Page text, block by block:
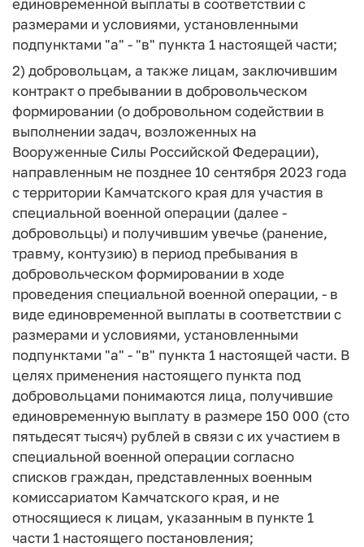
размерами и условиями, установленными
подпунктами "а" - "в" пункта 1 настоящей части;
2) добровольцам, а также лицам, заключившим
контракт о пребывании в добровольческом
формировании (о добровольном содействии в
выполнении задач, возложенных на
Вооруженные Силы Российской Федерации),
направленным не позднее 10 сентября 2023 года
с территории Камчатского края для участия в
специальной военной операции (далее -
добровольцы) и получившим увечье (ранение,
травму, контузию) в период пребывания в
добровольческом формировании в ходе
проведения специальной военной операции, - в
виде единовременной выплаты в соответствии с
размерами и условиями, установленными
подпунктами "а" - "в" пункта 1 настоящей части. В
целях применения настоящего пункта под
добровольцами понимаются лица, получившие
единовременную выплату в размере 150 000 (сто
пятьдесят тысяч) рублей в связи с их участием в
специальной военной операции согласно
списков граждан, представленных военным
комиссариатом Камчатского края, и не
относящиеся к лицам, указанным в пункте 1
части 1 настоящего постановления;